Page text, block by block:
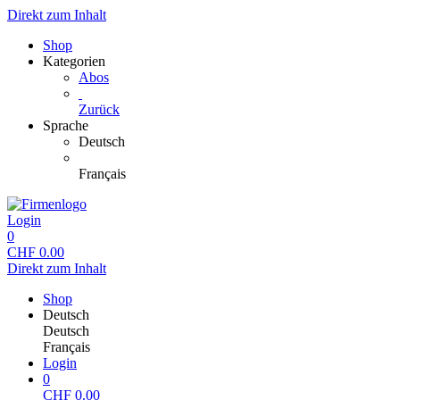
Direkt zum Inhalt
Shop
Kategorien
Abos
Zurück
Sprache
Deutsch
Français
Login
0
CHF 0.00
Direkt zum Inhalt
Shop
Deutsch
Deutsch
Français
Login
0
CHF 0.00